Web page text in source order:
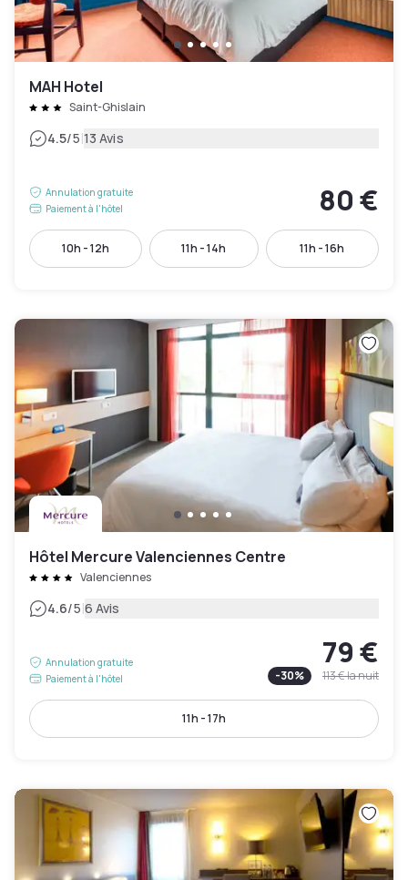
MAH Hotel
Saint-Ghislain
4.5/5|13 Avis
Annulation gratuite
Paiement à l'hôtel
80 €
10h - 12h 11h - 14h 11h - 16h
Hôtel Mercure Valenciennes Centre
Valenciennes
4.6/5|6 Avis
Annulation gratuite
Paiement à l'hôtel
79 €
-30% 113 €la nuit
11h - 17h